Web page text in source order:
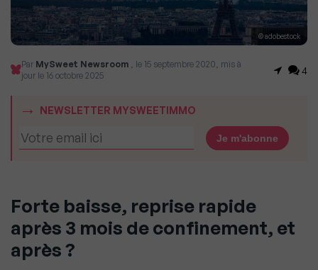
© adobestock
Par MySweet Newsroom , le 15 septembre 2020, mis à
jour le 16 octobre 2025
4
NEWSLETTER MYSWEETIMMO
Forte baisse, reprise rapide
après 3 mois de confinement, et
après ?